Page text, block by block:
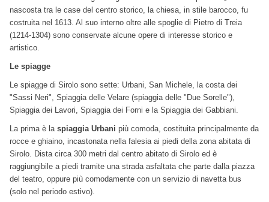
nascosta tra le case del centro storico, la chiesa, in stile barocco, fu
costruita nel 1613. Al suo interno oltre alle spoglie di Pietro di Treia
(1214-1304) sono conservate alcune opere di interesse storico e
artistico.
Le spiagge
Le spiagge di Sirolo sono sette: Urbani, San Michele, la costa dei
"Sassi Neri", Spiaggia delle Velare (spiaggia delle "Due Sorelle"),
Spiaggia dei Lavori, Spiaggia dei Forni e la Spiaggia dei Gabbiani.
La prima è la spiaggia Urbani più comoda, costituita principalmente da
rocce e ghiaino, incastonata nella falesia ai piedi della zona abitata di
Sirolo. Dista circa 300 metri dal centro abitato di Sirolo ed è
raggiungibile a piedi tramite una strada asfaltata che parte dalla piazza
del teatro, oppure più comodamente con un servizio di navetta bus
(solo nel periodo estivo).